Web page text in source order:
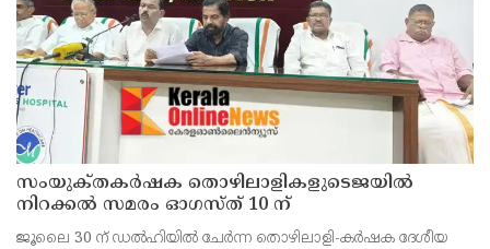
സംയുക്‌തകർഷക തൊഴിലാളികളുടെജയിൽ
നിറക്കൽ സമരം ഓഗസ്ത് 10 ന്
ജൂലൈ 30 ന് ഡൽഹിയിൽ ചേർന്ന തൊഴിലാളി-കർഷക ദേശീയ